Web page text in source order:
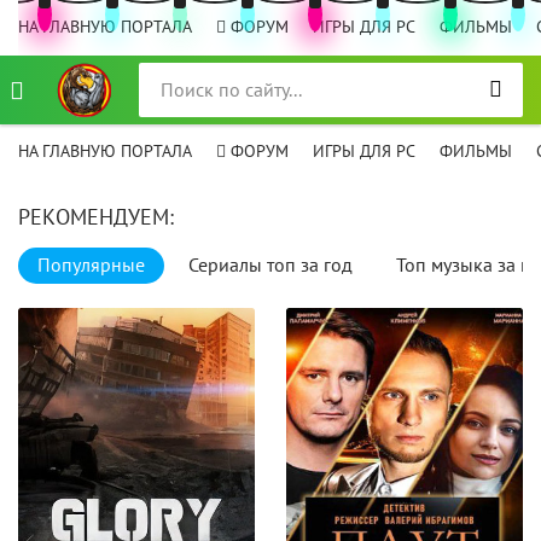
НА ГЛАВНУЮ ПОРТАЛА ФОРУМ ИГРЫ ДЛЯ PC ФИЛЬМЫ
НА ГЛАВНУЮ ПОРТАЛА ФОРУМ ИГРЫ ДЛЯ PC ФИЛЬМЫ
РЕКОМЕНДУЕМ:
Популярные Сериалы топ за год Топ музыка за